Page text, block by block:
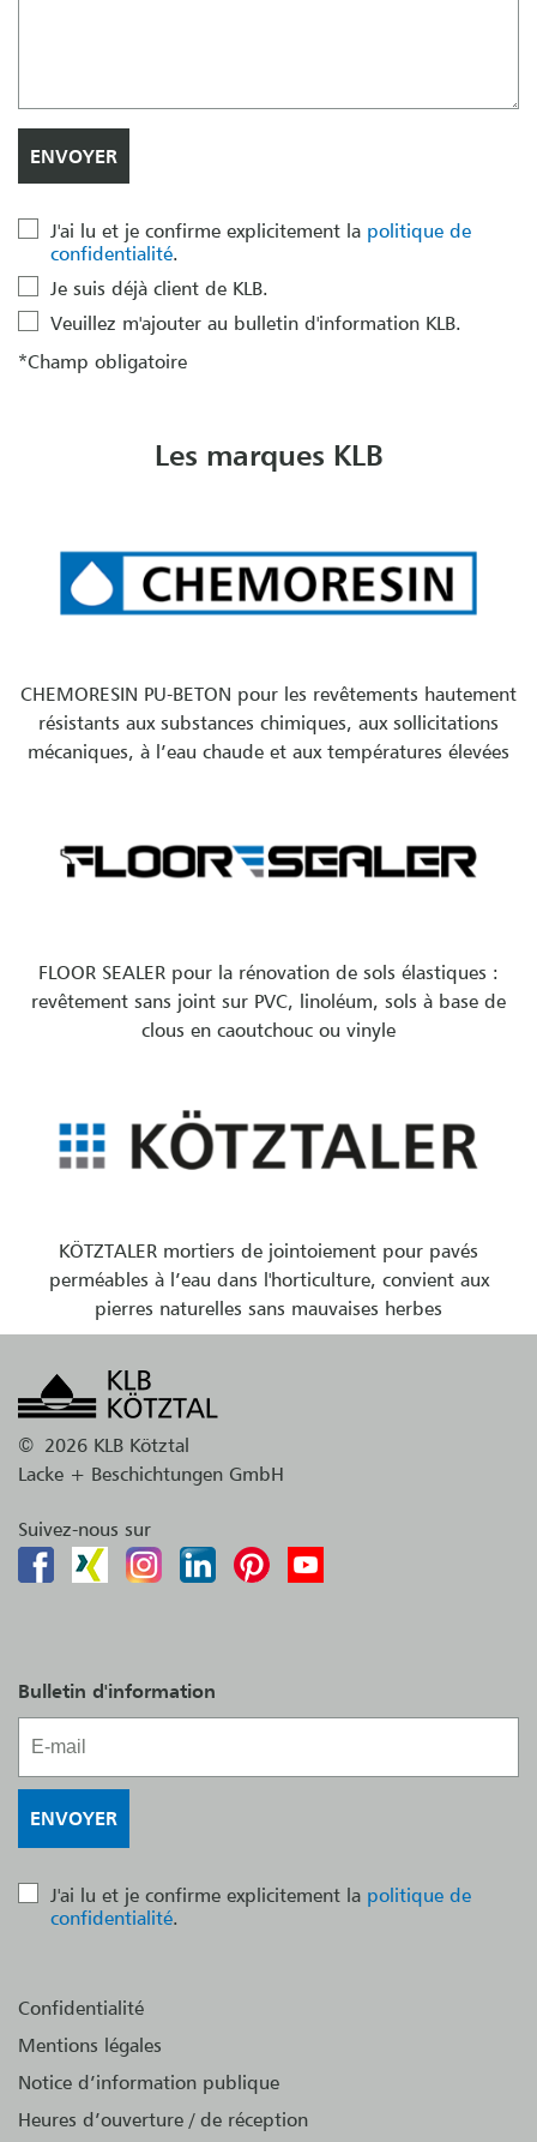
J'ai lu et je confirme explicitement la politique de
confidentialité.
Je suis déjà client de KLB.
Veuillez m'ajouter au bulletin d'information KLB.
*Champ obligatoire
Les marques KLB
CHEMORESIN PU-BETON pour les revêtements hautement
résistants aux substances chimiques, aux sollicitations
mécaniques, à l’eau chaude et aux températures élevées
FLOOR SEALER pour la rénovation de sols élastiques :
revêtement sans joint sur PVC, linoléum, sols à base de
clous en caoutchouc ou vinyle
KÖTZTALER mortiers de jointoiement pour pavés
perméables à l’eau dans l'horticulture, convient aux
pierres naturelles sans mauvaises herbes
© 2026 KLB Kötztal
Lacke + Beschichtungen GmbH
Suivez-nous sur
Bulletin d'information
J'ai lu et je confirme explicitement la politique de
confidentialité.
Confidentialité
Mentions légales
Notice d’information publique
Heures d’ouverture / de réception